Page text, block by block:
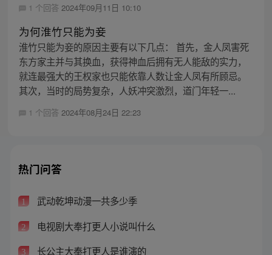
1 个回答 2024年09月11日 10:10
为何淮竹只能为妾
淮竹只能为妾的原因主要有以下几点： 首先，金人凤害死
东方家主并与其换血，获得神血后拥有无人能敌的实力，
就连最强大的王权家也只能依靠人数让金人凤有所顾忌。
其次，当时的局势复杂，人妖冲突激烈，道门年轻一...
1 个回答 2024年08月24日 22:23
热门问答
1 武动乾坤动漫一共多少季
2 电视剧大奉打更人小说叫什么
3 长公主大奉打更人是谁演的